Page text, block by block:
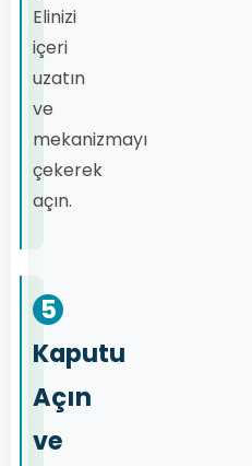
Elinizi
içeri
uzatın
ve
mekanizmayı
çekerek
açın.
5
Kaputu
Açın
ve